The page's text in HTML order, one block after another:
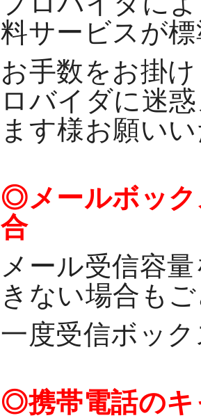
料サービスが
お手数をお掛
ロバイダに迷
ます様お願い
◎メールボック
合
メール受信容
きない場合も
一度受信ボッ
◎携帯電話のキ